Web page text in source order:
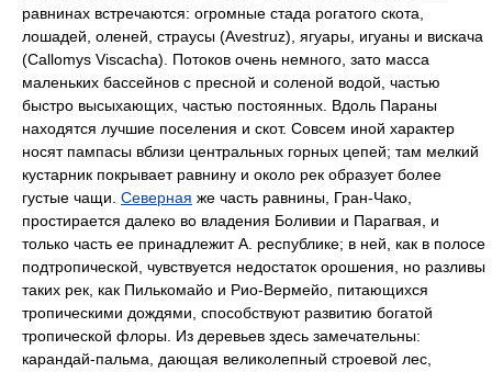
равнинах встречаются: огромные стада рогатого скота,
лошадей, оленей, страусы (Avestruz), ягуары, игуаны и вискача
(Callomys Viscacha). Потоков очень немного, зато масса
маленьких бассейнов с пресной и соленой водой, частью
быстро высыхающих, частью постоянных. Вдоль Параны
находятся лучшие поселения и скот. Совсем иной характер
носят пампасы вблизи центральных горных цепей; там мелкий
кустарник покрывает равнину и около рек образует более
густые чащи. Северная же часть равнины, Гран-Чако,
простирается далеко во владения Боливии и Парагвая, и
только часть ее принадлежит А. республике; в ней, как в полосе
подтропической, чувствуется недостаток орошения, но разливы
таких рек, как Пилькомайо и Рио-Вермейо, питающихся
тропическими дождями, способствуют развитию богатой
тропической флоры. Из деревьев здесь замечательны:
карандай-пальма, дающая великолепный строевой лес,